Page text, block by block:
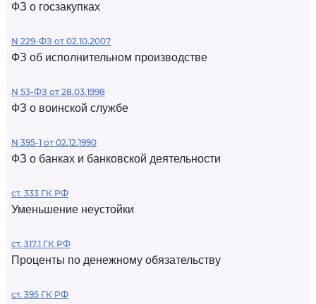
ФЗ о госзакупках
N 229-ФЗ от 02.10.2007
ФЗ об исполнительном производстве
N 53-ФЗ от 28.03.1998
ФЗ о воинской службе
N 395-1 от 02.12.1990
ФЗ о банках и банковской деятельности
ст. 333 ГК РФ
Уменьшение неустойки
ст. 317.1 ГК РФ
Проценты по денежному обязательству
ст. 395 ГК РФ